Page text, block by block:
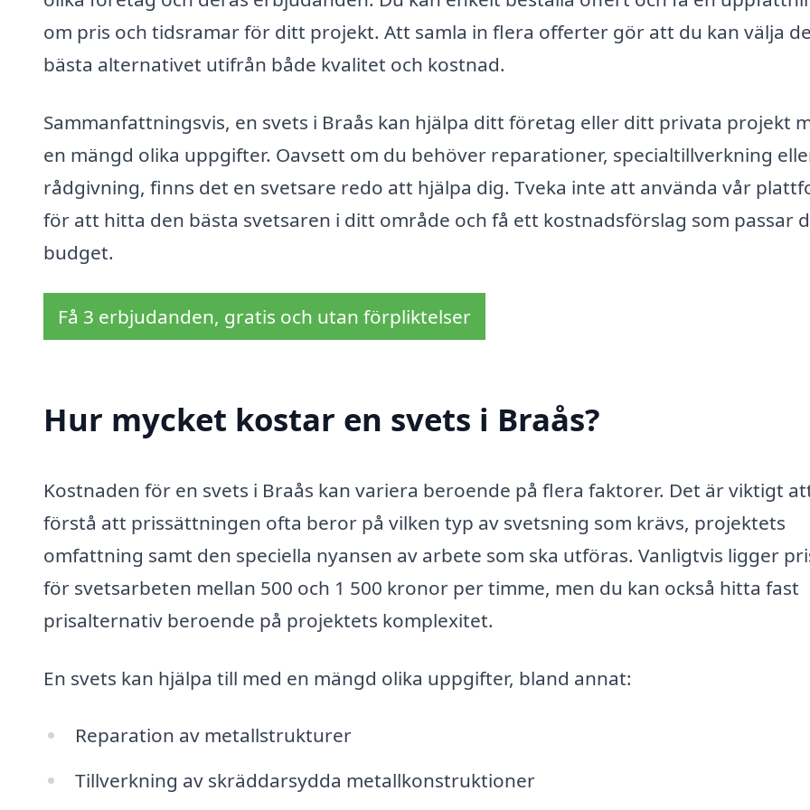
om pris och tidsramar för ditt projekt. Att samla in flera offerter gör att du kan välja
bästa alternativet utifrån både kvalitet och kostnad.
Sammanfattningsvis, en svets i Braås kan hjälpa ditt företag eller ditt privata projekt
en mängd olika uppgifter. Oavsett om du behöver reparationer, specialtillverkning
rådgivning, finns det en svetsare redo att hjälpa dig. Tveka inte att använda vår
för att hitta den bästa svetsaren i ditt område och få ett kostnadsförslag som passar
budget.
Få 3 erbjudanden, gratis och utan förpliktelser
Hur mycket kostar en svets i Braås?
Kostnaden för en svets i Braås kan variera beroende på flera faktorer. Det är viktigt
förstå att prissättningen ofta beror på vilken typ av svetsning som krävs, projektets
omfattning samt den speciella nyansen av arbete som ska utföras. Vanligtvis ligger
för svetsarbeten mellan 500 och 1 500 kronor per timme, men du kan också hitta fast
prisalternativ beroende på projektets komplexitet.
En svets kan hjälpa till med en mängd olika uppgifter, bland annat:
Reparation av metallstrukturer
Tillverkning av skräddarsydda metallkonstruktioner